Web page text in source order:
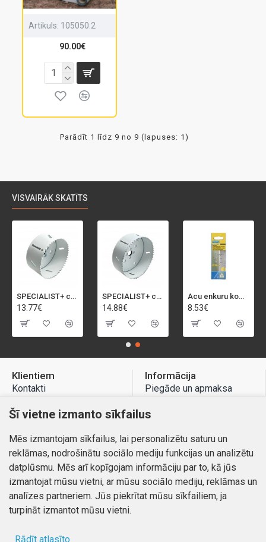
Artikuls: 105050.2
90.00€
Parādīt 1 līdz 9 no 9 (lapuses: 1)
VISVAIRĀK SKATĪTS
SPECIALIST+ caurumu zāģis BI-METAL, 92 mm
13.77€
SPECIALIST+ caurumu zāģis BI-METAL, 98 mm
14.88€
Acu enkuru komplekts, 3-13 mm, Rapid, 12 gab.
8.53€
Klientiem
Kontakti
Preču atgriešana
Mans profils
Pasūtījumi
Informācija
Piegāde un apmaksa
Atteikuma tiesības
Kontakti
aizsargātas
Šī vietne izmanto sīkfailus
Mēs izmantojam sīkfailus, lai personalizētu saturu un
reklāmas, nodrošinātu sociālo mediju funkcijas un analizētu
datplūsmu. Mēs arī kopīgojam informāciju par to, kā jūs
izmantojat mūsu vietni, ar mūsu sociālo mediju, reklāmas un
analīzes partneriem. Jūs piekrītat mūsu sīkfailiem, ja
turpināt izmantot mūsu vietni.
Rādīt atlasīto